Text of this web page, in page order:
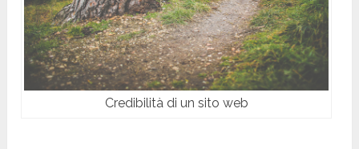
Credibilità di un sito web